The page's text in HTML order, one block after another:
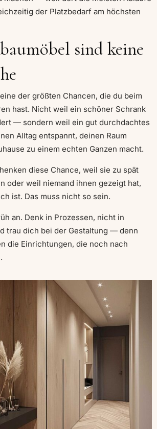
der Platzbedarf am höchsten
sind keine
der größten Chancen, die du beim
hast. Nicht weil ein schöner Schrank
— sondern weil ein gut durchdachtes
Alltag entspannt, deinen Raum
zu einem echten Ganzen macht.
diese Chance, weil sie zu spät
oder weil niemand ihnen gezeigt hat,
ist. Das muss nicht so sein.
an. Denk in Prozessen, nicht in
trau dich bei der Gestaltung — denn
die Einrichtungen, die noch nach